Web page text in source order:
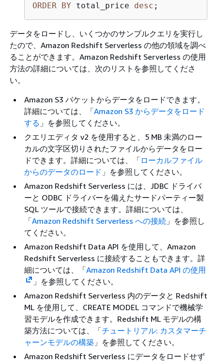
ORDER BY total_price desc ;
データをロードし、いくつかのサンプルクエリを実行し
たので、Amazon Redshift Serverless の他の領域を調べ
ることができます。Amazon Redshift Serverless の使用
方法の詳細については、次のリストを参照してくださ
い。
Amazon S3 バケットからデータをロードできます。
詳細については、「Amazon S3 からデータをロード
する 」を参照してください。
クエリエディタ v2 を使用すると、5 MB 未満のロー
カルの文字区切りされたファイルからデータをロー
ドできます。詳細については、「 ローカルファイル
からのデータのロード 」を参照してください。
Amazon Redshift Serverless には、JDBC ドライバ
ーと ODBC ドライバーを備えたサードパーティー製
SQL ツールで接続できます。詳細については、
「Amazon Redshift Serverless への接続 」を参照し
てください。
Amazon Redshift Data API を使用して、Amazon
Redshift Serverless に接続することもできます。詳
細については、「Amazon Redshift Data API の使用
」を参照してください。
Amazon Redshift Serverless 内のデータと Redshift
ML を使用して、CREATE MODEL コマンドで機械学
習モデルを作成できます。Redshift ML モデルの構
築方法については、「チュートリアル: カスタマーチ
ャーンモデルの構築 」を参照してください。
Amazon Redshift Serverless にデータをロードせず